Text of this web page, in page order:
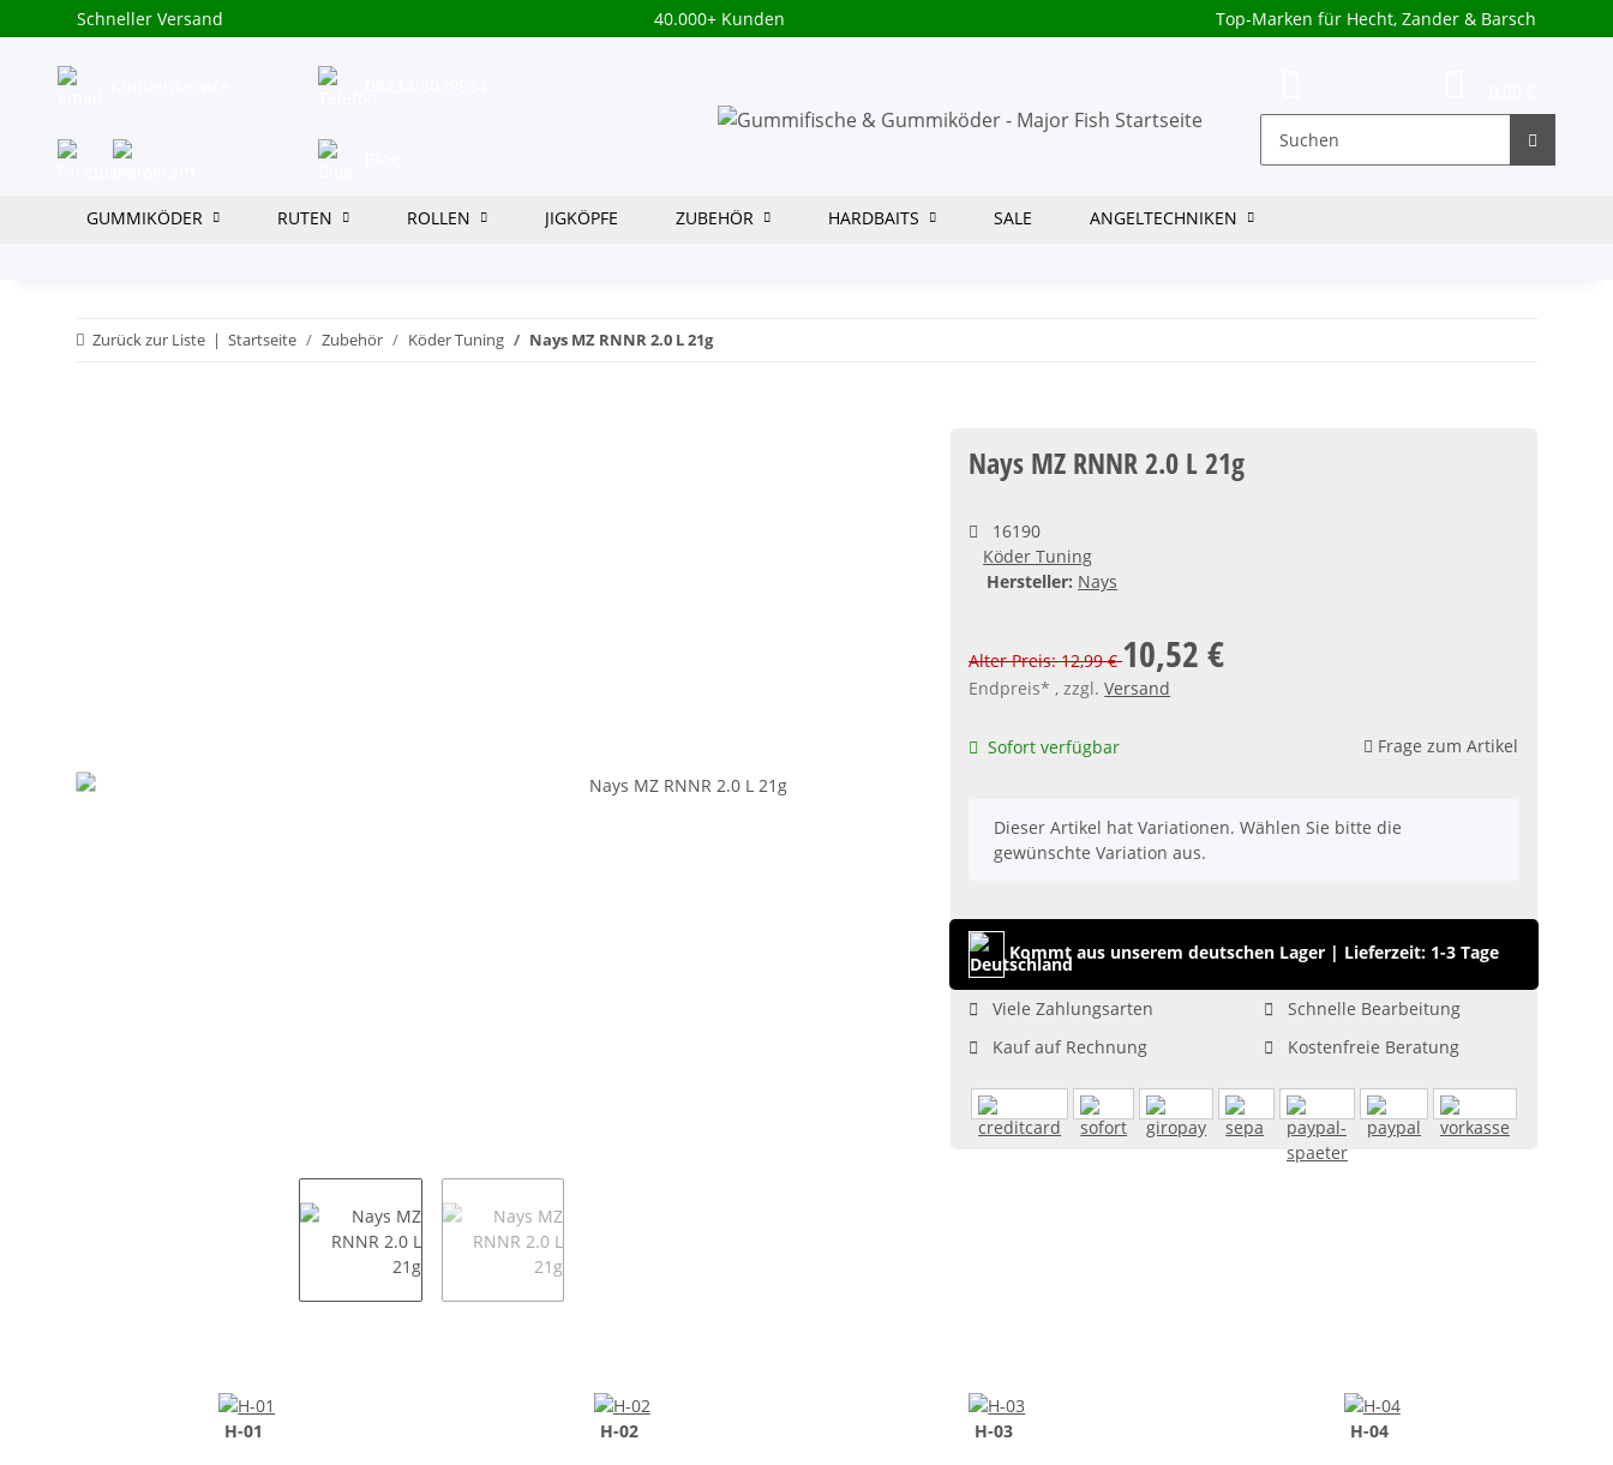
Schneller Versand 40.000+ Kunden Top-Marken für Hecht, Zander & Barsch
GUMMIKÖDER RUTEN ROLLEN JIGKÖPFE ZUBEHÖR HARDBAITS SALE ANGELTECHNIKEN
Zurück zur Liste Startseite Zubehör Köder Tuning Nays MZ RNNR 2.0 L 21g
Nays MZ RNNR 2.0 L 21g
16190
Köder Tuning
Hersteller: Nays
Alter Preis: 12,99 €10,52 €
Endpreis* , zzgl.Versand
Sofort verfügbar Frage zum Artikel
x
Dieser Artikel hat Variationen. Wählen Sie bitte die
gewünschte Variation aus.
Kommt aus unserem deutschen Lager | Lieferzeit: 1-3 Tage
Viele Zahlungsarten
Schnelle Bearbeitung
Kauf auf Rechnung
Kostenfreie Beratung
H-01 H-02 H-03 H-04